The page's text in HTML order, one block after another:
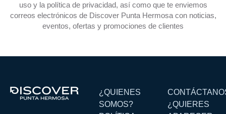
uso y la política de privacidad, así como que te enviemos
correos electrónicos de Discover Punta Hermosa con noticias,
eventos, ofertas y promociones de clientes
¿QUIENES
SOMOS?
¿QUIERES